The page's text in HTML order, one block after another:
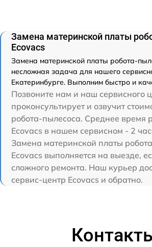
Замена материнской платы
Ecovacs
Замена материнской платы робота-
несложная задача для нашего
Екатеринбурге. Выполним быстро и
Позвоните нам и наш сервисного
проконсультирует и озвучит
робота-пылесоса. Среднее время
Ecovacs в нашем сервисном - 2
Замена материнской платы
Ecovacs выполняется на выезде,
сложного ремонта. Наш курьер
сервис-центр Ecovacs и обратно.